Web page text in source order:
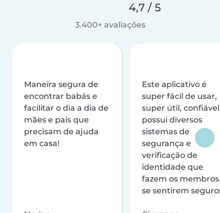
4,7 / 5
3.400+ avaliações
Maneira segura de
encontrar babás e
facilitar o dia a dia de
mães e pais que
precisam de ajuda
em casa!
Este aplicativo é
super fácil de usar,
super útil,
possui diversos
sistemas de
segurança e
verificação de
identidade que
fazem os membros
se sentirem